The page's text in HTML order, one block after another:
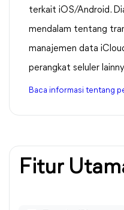
terkait iOS/Android.
mendalam tentang
manajemen data
perangkat seluler
Baca informasi tentang
Fitur